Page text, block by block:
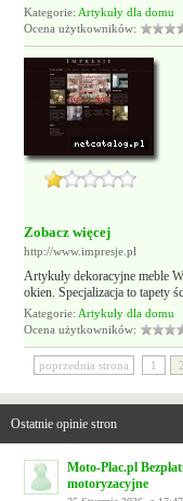
Kategorie: Artykuły dla domu
Ocena użytkowników:
Zobacz więcej
http://www.impresje.pl
Artykuły dekoracyjne meble
okien. Specjalizacja to tapety
Kategorie: Artykuły dla domu
Ocena użytkowników:
poprzednia strona 1 2
Ostatnie opinie stron
Moto-Plac.pl
motoryzacyjne